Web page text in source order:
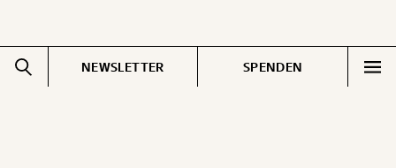
NEWSLETTER SPENDEN